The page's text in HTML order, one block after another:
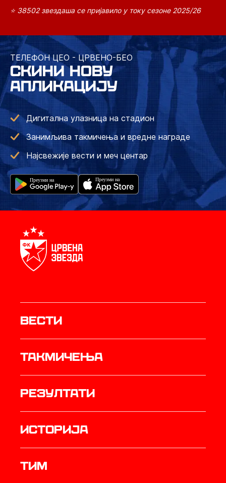
⭐ 38502 звездаша се пријавило у току сезоне 2025/26
ТЕЛЕФОН ЦЕО - ЦРВЕНО-БЕО
СКИНИ НОВУ
АПЛИКАЦИЈУ
Дигитална улазница на стадион
Занимљива такмичења и вредне награде
Најсвежије вести и меч центар
Вести
Такмичења
резултати
историја
ТИМ